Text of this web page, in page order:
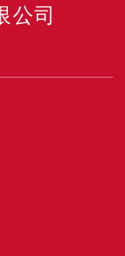
公司